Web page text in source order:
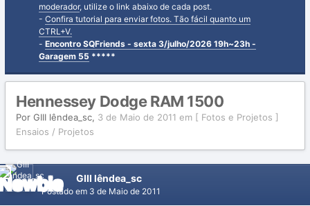
moderador, utilize o link abaixo de cada post.
- Confira tutorial para enviar fotos. Tão fácil quanto um
CTRL+V.
- Encontro SQFriends - sexta 3/julho/2026 19h~23h -
Garagem 55 *****
Hennessey Dodge RAM 1500
Por GIII lêndea_sc, 3 de Maio de 2011 em [ Fotos e Projetos ]
Ensaios / Projetos
GIII lêndea_sc
Postado em 3 de Maio de 2011